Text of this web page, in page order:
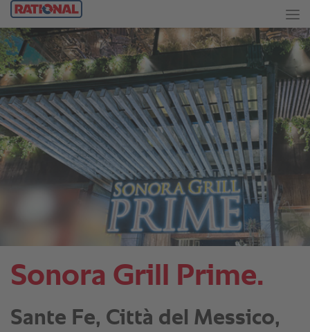
Sonora Grill Prime.
Sante Fe, Città del Messico,